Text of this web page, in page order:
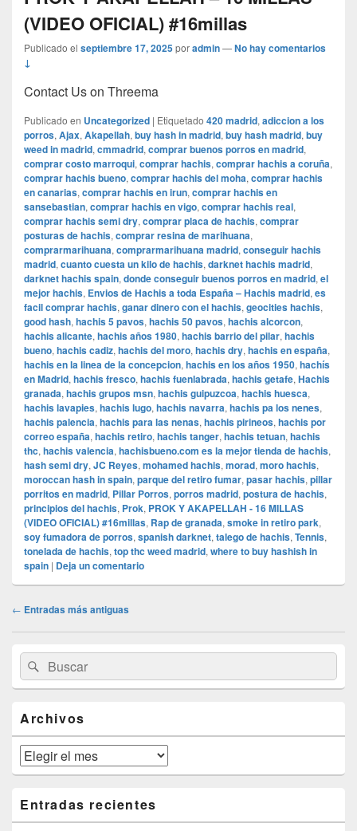
(VIDEO OFICIAL) #16millas
Publicado el septiembre 17, 2025poradmin—No hay comentarios
↓
Contact Us on Threema
Publicado en Uncategorized | Etiquetado 420 madrid, adiccion a los
porros, Ajax, Akapellah, buy hash in madrid, buy hash madrid, buy
weed in madrid, cmmadrid, comprar buenos porros en madrid,
comprar costo marroqui, comprar hachis, comprar hachis a coruña,
comprar hachis bueno, comprar hachis del moha, comprar hachis
en canarias, comprar hachis en irun, comprar hachis en
sansebastian, comprar hachis en vigo, comprar hachis real,
comprar hachis semi dry, comprar placa de hachis, comprar
posturas de hachis, comprar resina de marihuana,
comprarmarihuana, comprarmarihuana madrid, conseguir hachis
madrid, cuanto cuesta un kilo de hachis, darknet hachis madrid,
darknet hachis spain, donde conseguir buenos porros en madrid, el
mejor hachis, Envios de Hachis a toda España – Hachis madrid, es
facil comprar hachis, ganar dinero con el hachis, geocities hachis,
good hash, hachis 5 pavos, hachis 50 pavos, hachis alcorcon,
hachis alicante, hachis años 1980, hachis barrio del pilar, hachis
bueno, hachis cadiz, hachis del moro, hachis dry, hachis en españa,
hachis en la linea de la concepcion, hachis en los años 1950, hachís
en Madrid, hachis fresco, hachis fuenlabrada, hachis getafe, Hachis
granada, hachis grupos msn, hachis guipuzcoa, hachis huesca,
hachis lavapies, hachis lugo, hachis navarra, hachis pa los nenes,
hachis palencia, hachis para las nenas, hachis pirineos, hachis por
correo españa, hachis retiro, hachis tanger, hachis tetuan, hachis
thc, hachis valencia, hachisbueno.com es la mejor tienda de hachis,
hash semi dry, JC Reyes, mohamed hachis, morad, moro hachis,
moroccan hash in spain, parque del retiro fumar, pasar hachis, pillar
porritos en madrid, Pillar Porros, porros madrid, postura de hachis,
principios del hachis, Prok, PROK Y AKAPELLAH - 16 MILLAS
(VIDEO OFICIAL) #16millas, Rap de granada, smoke in retiro park,
soy fumadora de porros, spanish darknet, talego de hachis, Tennis,
tonelada de hachis, top thc weed madrid, where to buy hashish in
spain | Deja un comentario
Navegación
← Entradas más antiguas
área
de
widget
lateral
primaria
Buscar
por:
Buscar
Archivos
Archivos
Entradas recientes